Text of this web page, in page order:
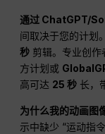
通过 ChatGPT/
间取决于您的计划
秒 剪辑。专业创作
方计划或
高可达 25 秒 长，
为什么我的动画图
示中缺少 “运动指